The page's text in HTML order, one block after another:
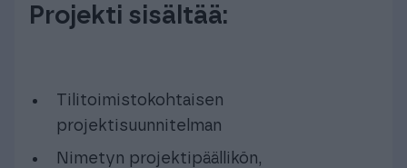
Projekti sisältää:
Tilitoimistokohtaisen
projektisuunnitelman
Nimetyn projektipäällikön,